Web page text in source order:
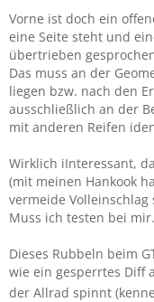
Vorne ist doch ein
eine Seite steht und
übertrieben
Das muss an der
liegen bzw. nach den
ausschließlich an der
mit anderen Reifen
Wirklich iInteressant,
(mit meinen Hankook
vermeide
Muss ich testen bei mir.
Dieses Rubbeln beim
wie ein gesperrtes Diff
der Allrad spinnt